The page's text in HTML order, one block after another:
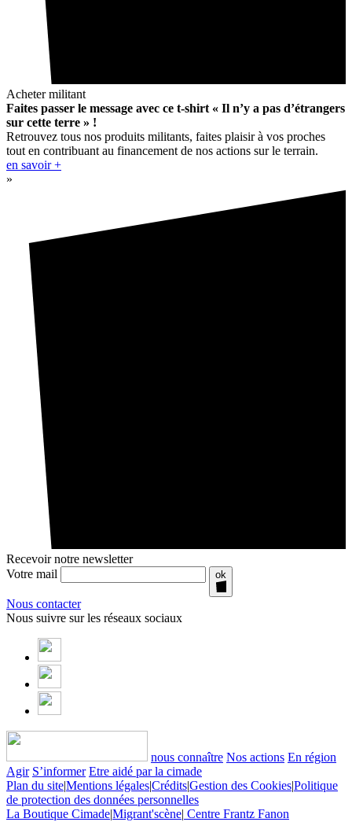
Acheter militant
Faites passer le message avec ce t-shirt « Il n’y a pas d’étrangers
sur cette terre » !
Retrouvez tous nos produits militants, faites plaisir à vos proches
tout en contribuant au financement de nos actions sur le terrain.
en savoir +
»
Recevoir notre newsletter
Votre mail
ok
Nous contacter
Nous suivre sur les réseaux sociaux
nous connaître Nos actions En région
Agir S’informer Etre aidé par la cimade
Plan du site|Mentions légales|Crédits|Gestion des Cookies|Politique
de protection des données personnelles
La Boutique Cimade|Migrant'scène| Centre Frantz Fanon